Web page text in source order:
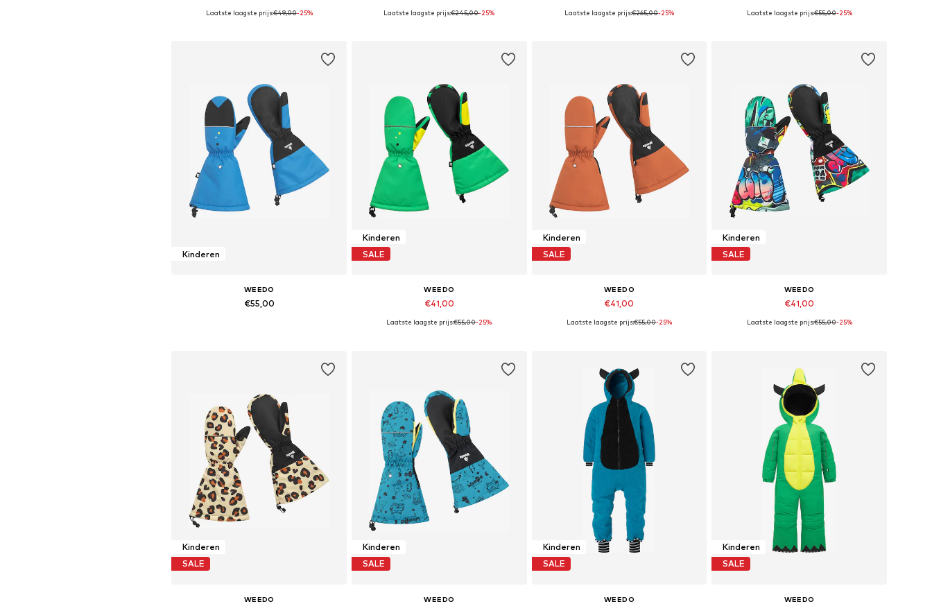
Beschikbare maten: S, M
Laatste laagste prijs:€49,00-25%
Beschikbare maten: 92
Laatste laagste prijs:€245,00-25%
Beschikbare maten: 104
Laatste laagste prijs:€265,00-25%
Beschikbare maten: XXXS, XXXS, XXXS
Laatste laagste prijs:€55,00-25%
Kinderen
WEEDO
€55,00
Kinderen
SALE
WEEDO
€41,00
Beschikbare maten: XXXS
Laatste laagste prijs:€55,00-25%
Kinderen
SALE
WEEDO
€41,00
Beschikbare maten: XXXS, XXXS, XXXS
Laatste laagste prijs:€55,00-25%
Kinderen
SALE
WEEDO
€41,00
Beschikbare maten: XXXS, XXXS
Laatste laagste prijs:€55,00-25%
Kinderen
SALE
WEEDO
Kinderen
SALE
WEEDO
Kinderen
SALE
WEEDO
Kinderen
SALE
WEEDO